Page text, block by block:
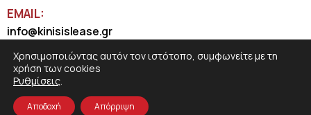
EMAIL:
info@kinisislease.gr
Χρησιμοποιώντας αυτόν τον ιστότοπο, συμφωνείτε με τη
χρήση των cookies
Ρυθμίσεις.
Αποδοχή Απόρριψη